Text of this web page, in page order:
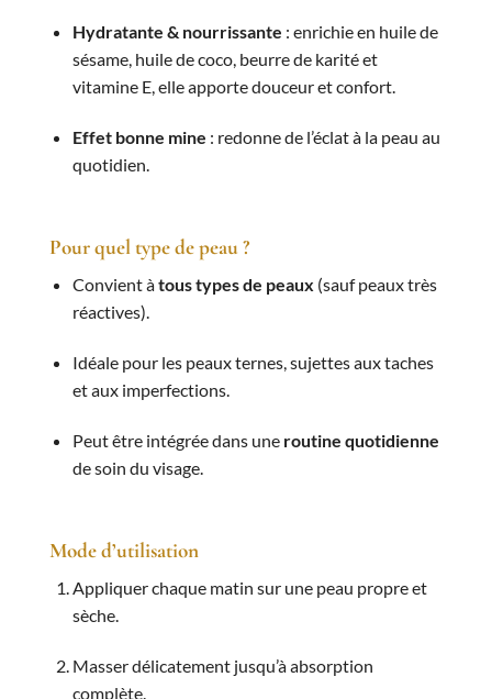
Hydratante & nourrissante : enrichie en huile de
sésame, huile de coco, beurre de karité et
vitamine E, elle apporte douceur et confort.
Effet bonne mine : redonne de l’éclat à la peau au
quotidien.
Pour quel type de peau ?
Convient àtous types de peaux (sauf peaux très
réactives).
Idéale pour les peaux ternes, sujettes aux taches
et aux imperfections.
Peut être intégrée dans une routine quotidienne
de soin du visage.
Mode d’utilisation
Appliquer chaque matin sur une peau propre et
sèche.
Masser délicatement jusqu’à absorption
complète.